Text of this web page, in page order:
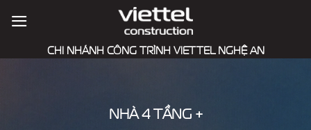
CHI NHÁNH CÔNG TRÌNH VIETTEL NGHỆ AN
NHÀ 4 TẦNG +